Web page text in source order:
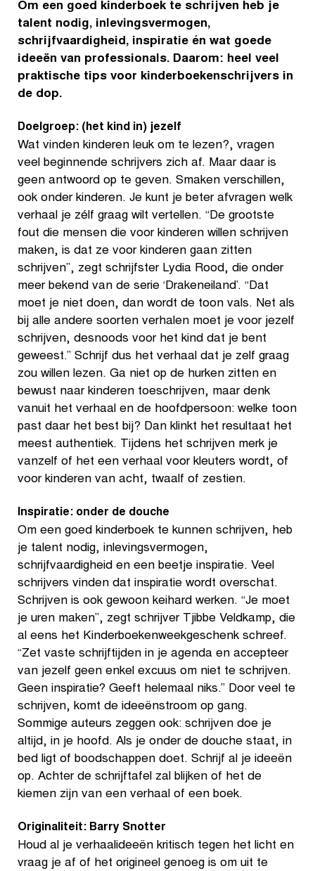
Om een goed kinderboek te schrijven heb je
talent nodig, inlevingsvermogen,
schrijfvaardigheid, inspiratie én wat goede
ideeën van professionals. Daarom: heel veel
praktische tips voor kinderboekenschrijvers in
de dop.
Doelgroep: (het kind in) jezelf
Wat vinden kinderen leuk om te lezen?, vragen
veel beginnende schrijvers zich af. Maar daar is
geen antwoord op te geven. Smaken verschillen,
ook onder kinderen. Je kunt je beter afvragen welk
verhaal je zélf graag wilt vertellen. “De grootste
fout die mensen die voor kinderen willen schrijven
maken, is dat ze voor kinderen gaan zitten
schrijven”, zegt schrijfster Lydia Rood, die onder
meer bekend van de serie ‘Drakeneiland’. “Dat
moet je niet doen, dan wordt de toon vals. Net als
bij alle andere soorten verhalen moet je voor jezelf
schrijven, desnoods voor het kind dat je bent
geweest.” Schrijf dus het verhaal dat je zelf graag
zou willen lezen. Ga niet op de hurken zitten en
bewust naar kinderen toeschrijven, maar denk
vanuit het verhaal en de hoofdpersoon: welke toon
past daar het best bij? Dan klinkt het resultaat het
meest authentiek. Tijdens het schrijven merk je
vanzelf of het een verhaal voor kleuters wordt, of
voor kinderen van acht, twaalf of zestien.
Inspiratie: onder de douche
Om een goed kinderboek te kunnen schrijven, heb
je talent nodig, inlevingsvermogen,
schrijfvaardigheid en een beetje inspiratie. Veel
schrijvers vinden dat inspiratie wordt overschat.
Schrijven is ook gewoon keihard werken. “Je moet
je uren maken”, zegt schrijver Tjibbe Veldkamp, die
al eens het Kinderboekenweekgeschenk schreef.
“Zet vaste schrijftijden in je agenda en accepteer
van jezelf geen enkel excuus om niet te schrijven.
Geen inspiratie? Geeft helemaal niks.” Door veel te
schrijven, komt de ideeënstroom op gang.
Sommige auteurs zeggen ook: schrijven doe je
altijd, in je hoofd. Als je onder de douche staat, in
bed ligt of boodschappen doet. Schrijf al je ideeën
op. Achter de schrijftafel zal blijken of het de
kiemen zijn van een verhaal of een boek.
Originaliteit: Barry Snotter
Houd al je verhaalideeën kritisch tegen het licht en
vraag je af of het origineel genoeg is om uit te